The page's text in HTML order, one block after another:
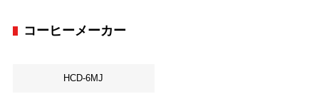
コーヒーメーカー
HCD-6MJ